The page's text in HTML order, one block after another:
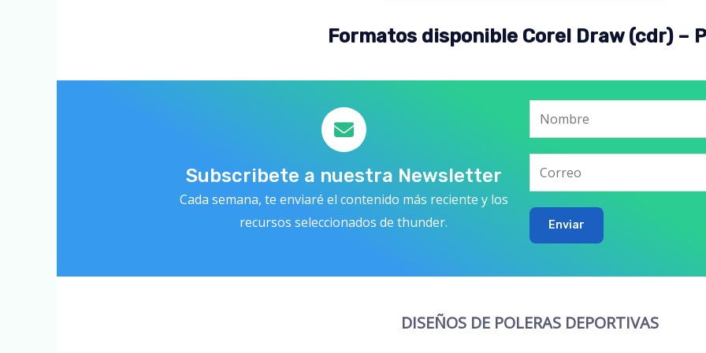
Formatos disponible Corel Draw (cdr) –
Subscribete a nuestra Newsletter
Cada semana, te enviaré el contenido más reciente y los
recursos seleccionados de thunder.
Enviar
DISEÑOS DE POLERAS DEPORTIVAS